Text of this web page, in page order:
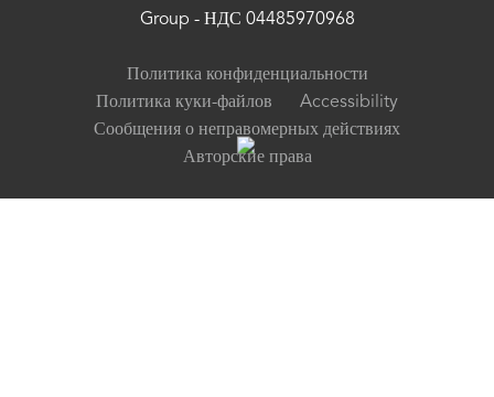
Group - НДС 04485970968
Политика конфиденциальности
Политика куки-файлов
Accessibility
Сообщения о неправомерных действиях
Авторские права